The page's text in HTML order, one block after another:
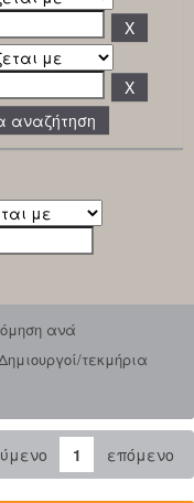
αναζήτηση
ανά
τεκμήρια
1 επόμενο